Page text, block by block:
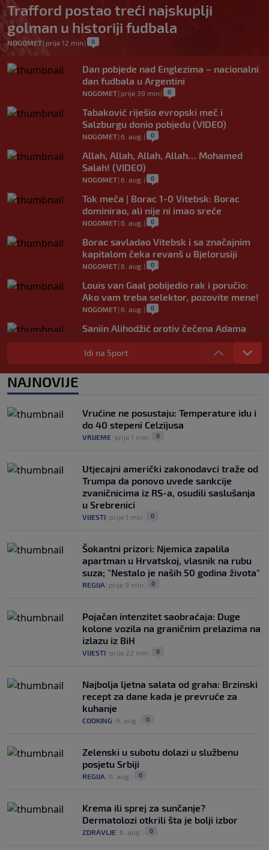
Trafford postao treći najskuplji
golman u historiji fudbala
NOGOMET| prije 12 min | 0
Dan pobjede nad Englezima – nacionalni
dan fudbala u Argentini
NOGOMET| prije 39 min | 0
Tabaković riješio evropski meč i
Salzburgu donio pobjedu (VIDEO)
NOGOMET| 6. aug. | 0
Allah, Allah, Allah, Allah… Mohamed
Salah! (VIDEO)
NOGOMET| 6. aug. | 0
Tok meča | Borac 1-0 Vitebsk: Borac
dominirao, ali nije ni imao sreće
NOGOMET| 6. aug. | 0
Borac savladao Vitebsk i sa značajnim
kapitalom čeka revanš u Bjelorusiji
NOGOMET| 6. aug. | 0
Louis van Gaal pobijedio rak i poručio:
Ako vam treba selektor, pozovite mene!
NOGOMET| 6. aug. | 0
Sanjin Alihodžić protiv čečena Adama
Tadushaeva – borba za WAKO PRO titulu
OSTALI SPORTOVI
Arsenal ostaje praznih ruku: Vinícius
Idi na Sport
NAJNOVIJE
Vrućine ne posustaju: Temperature idu i
do 40 stepeni Celzijusa
VRIJEME prije 1 min 0
Utjecajni američki zakonodavci traže od
Trumpa da ponovo uvede sankcije
zvaničnicima iz RS-a, osudili saslušanja
u Srebrenici
VIJESTI prije 1 min 0
Šokantni prizori: Njemica zapalila
apartman u Hrvatskoj, vlasnik na rubu
suza; "Nestalo je naših 50 godina života"
REGIJA prije 9 min 0
Pojačan intenzitet saobraćaja: Duge
kolone vozila na graničnim prelazima na
izlazu iz BiH
VIJESTI prije 22 min 0
Najbolja ljetna salata od graha: Brzinski
recept za dane kada je prevruće za
kuhanje
COOKING 6. aug. 0
Zelenski u subotu dolazi u službenu
posjetu Srbiji
REGIJA 6. aug. 0
Krema ili sprej za sunčanje?
Dermatolozi otkrili šta je bolji izbor
ZDRAVLJE 6. aug. 0